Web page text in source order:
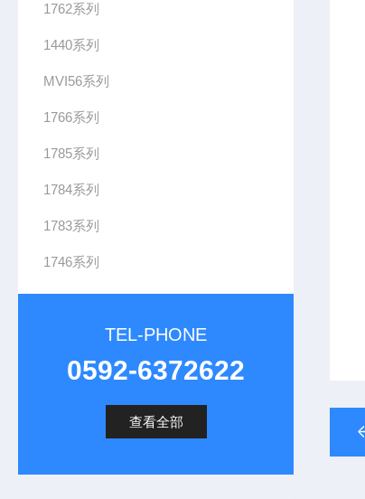
1762系列
1440系列
MVI56系列
1766系列
1785系列
1784系列
1783系列
1746系列
TEL-PHONE
0592-6372622
查看全部